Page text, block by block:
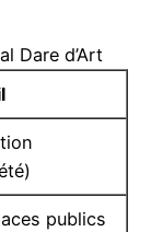
Dare d’Art
publics